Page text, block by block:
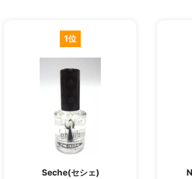
1位
Seche(セシェ)